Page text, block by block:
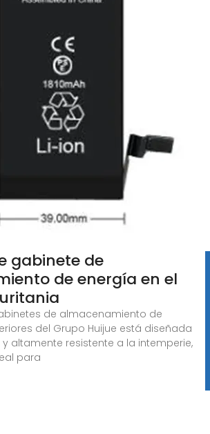
gabinete de
de energía en el
de almacenamiento de
del Grupo Huijue está diseñada
altamente resistente a la intemperie,
para